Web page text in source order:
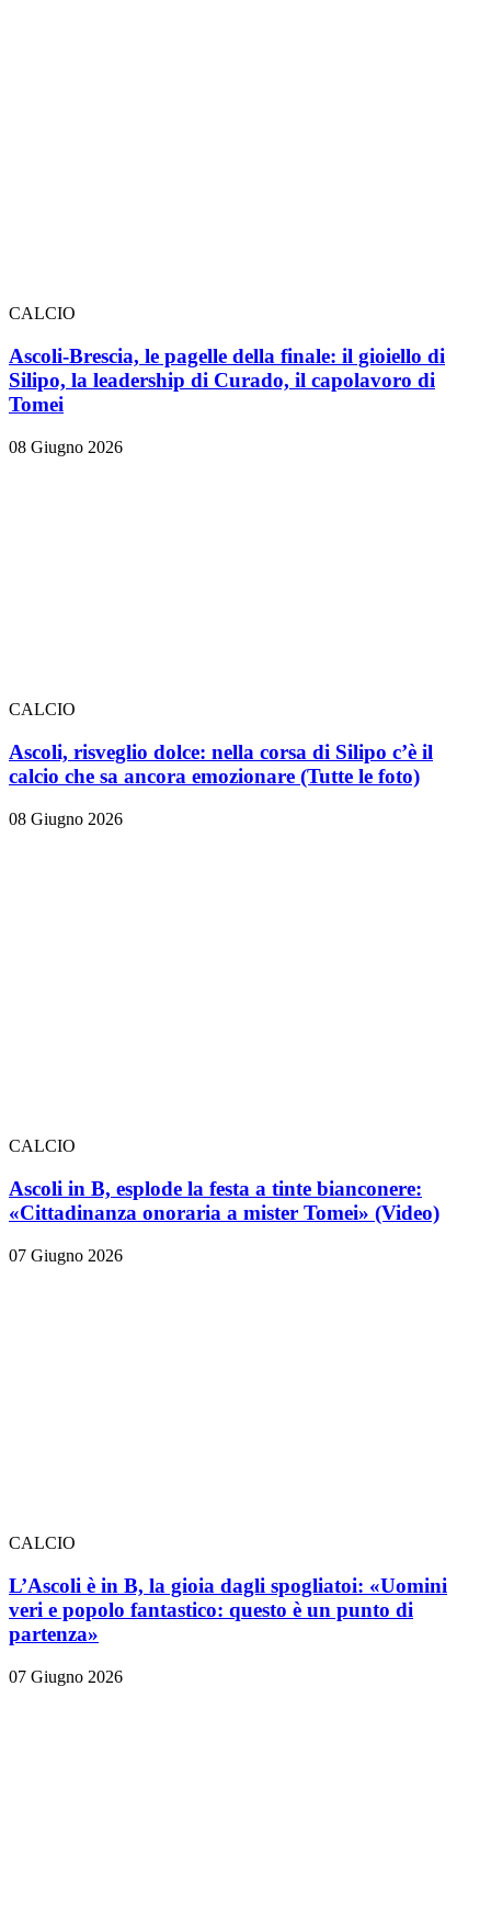
CALCIO
Ascoli-Brescia, le pagelle della finale: il gioiello di
Silipo, la leadership di Curado, il capolavoro di
Tomei
08 Giugno 2026
CALCIO
Ascoli, risveglio dolce: nella corsa di Silipo c’è il
calcio che sa ancora emozionare (Tutte le foto)
08 Giugno 2026
CALCIO
Ascoli in B, esplode la festa a tinte bianconere:
«Cittadinanza onoraria a mister Tomei» (Video)
07 Giugno 2026
CALCIO
L’Ascoli è in B, la gioia dagli spogliatoi: «Uomini
veri e popolo fantastico: questo è un punto di
partenza»
07 Giugno 2026